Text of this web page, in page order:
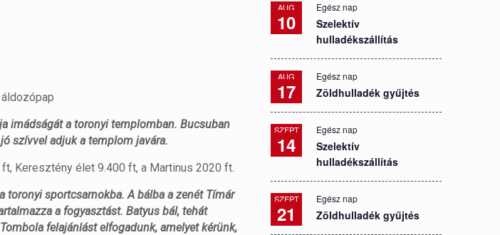
imádságát a toronyi templomban. Bucsuban
szívvel adjuk a templom javára.
Keresztény élet 9.400 ft, a Martinus 2020 ft.
sportcsarnokba. A bálba a zenét Tímár
a fogyasztást. Batyus bál, tehát
felajánlást elfogadunk, amelyet kérünk,
AUG
10
Egész nap
Szelektív
hulladékszállítás
AUG
17
Egész nap
Zöldhulladék gyűjtés
SZEPT
14
Egész nap
Szelektív
hulladékszállítás
SZEPT
21
Egész nap
Zöldhulladék gyűjtés